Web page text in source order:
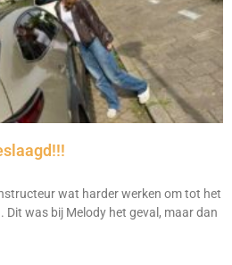
wat harder werken om tot het
was bij Melody het geval, maar dan